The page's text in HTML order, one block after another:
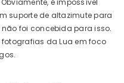
é impossível
suporte de altazimute para
foi concebida para isso.
da Lua em foco